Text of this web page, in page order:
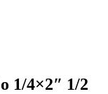
1/4×2″ 1/2